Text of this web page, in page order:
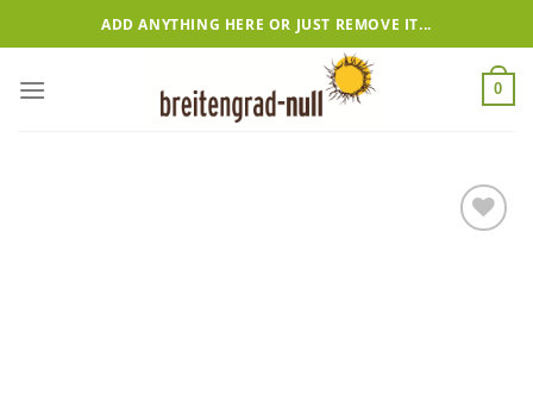
Inhalt
ADD ANYTHING HERE OR JUST REMOVE IT...
0